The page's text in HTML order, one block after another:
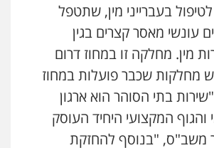
פשיעה חמורה מעצרים וחקירות
עורכי דין פארס פלאח
צבאי צווארון לבן והונאה ביטוח לאומי
בעברייני מין, שתטפל
עונשי מאסר קצרים בגין
מין. מחלקה זו במחוז דרום
מחלקות שכבר פועלות במחוז
שירות בתי הסוהר הוא ארגון
והגוף המקצועי היחיד העוסק
משב"ס, "בנוסף להחזקת